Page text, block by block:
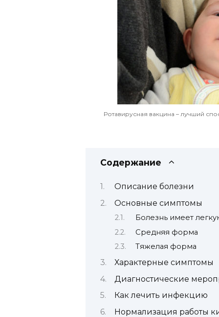
Ротавирусная вакцина – лучший
Содержание
Описание болезни
Основные симптомы
Болезнь имеет
Средняя форма
Тяжелая форма
Характерные симптомы
Диагностические
Как лечить инфекцию
Нормализация работы